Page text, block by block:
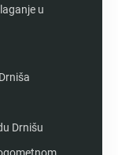
u
Drnišu